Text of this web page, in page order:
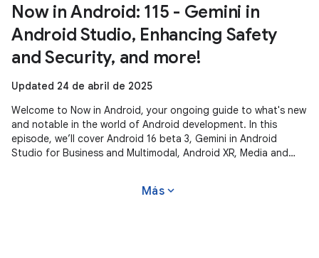
Now in Android: 115 - Gemini in
Android Studio, Enhancing Safety
and Security, and more!
Updated 24 de abril de 2025
Welcome to Now in Android, your ongoing guide to what's new
and notable in the world of Android development. In this
episode, we’ll cover Android 16 beta 3, Gemini in Android
Studio for Business and Multimodal, Android XR, Media and
Más expand_more